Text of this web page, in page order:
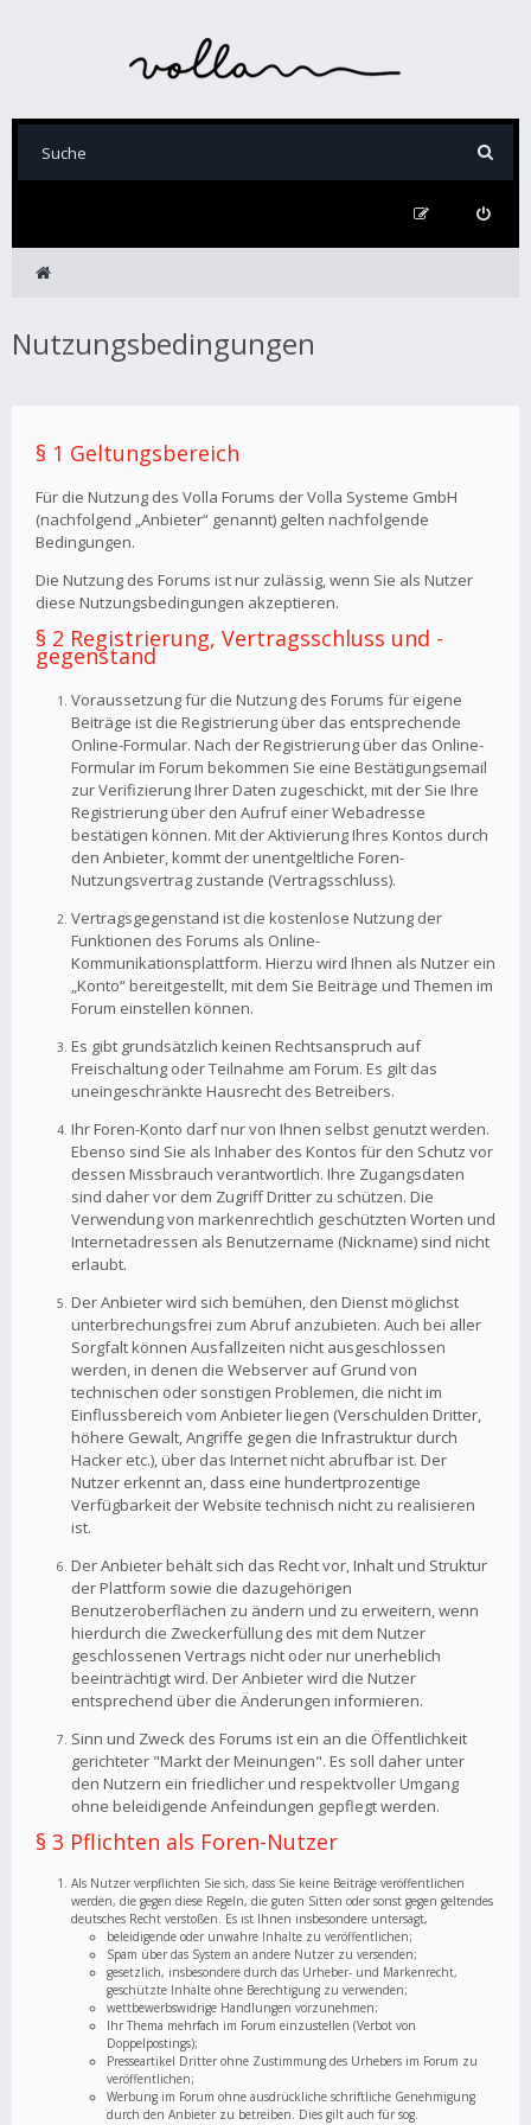
Nutzungsbedingungen
§ 1 Geltungsbereich
Für die Nutzung des Volla Forums der Volla Systeme GmbH
(nachfolgend „Anbieter“ genannt) gelten nachfolgende
Bedingungen.
Die Nutzung des Forums ist nur zulässig, wenn Sie als Nutzer
diese Nutzungsbedingungen akzeptieren.
§ 2 Registrierung, Vertragsschluss und -
gegenstand
Voraussetzung für die Nutzung des Forums für eigene
Beiträge ist die Registrierung über das entsprechende
Online-Formular. Nach der Registrierung über das Online-
Formular im Forum bekommen Sie eine Bestätigungsemail
zur Verifizierung Ihrer Daten zugeschickt, mit der Sie Ihre
Registrierung über den Aufruf einer Webadresse
bestätigen können. Mit der Aktivierung Ihres Kontos durch
den Anbieter, kommt der unentgeltliche Foren-
Nutzungsvertrag zustande (Vertragsschluss).
Vertragsgegenstand ist die kostenlose Nutzung der
Funktionen des Forums als Online-
Kommunikationsplattform. Hierzu wird Ihnen als Nutzer ein
„Konto“ bereitgestellt, mit dem Sie Beiträge und Themen im
Forum einstellen können.
Es gibt grundsätzlich keinen Rechtsanspruch auf
Freischaltung oder Teilnahme am Forum. Es gilt das
uneingeschränkte Hausrecht des Betreibers.
Ihr Foren-Konto darf nur von Ihnen selbst genutzt werden.
Ebenso sind Sie als Inhaber des Kontos für den Schutz vor
dessen Missbrauch verantwortlich. Ihre Zugangsdaten
sind daher vor dem Zugriff Dritter zu schützen. Die
Verwendung von markenrechtlich geschützten Worten und
Internetadressen als Benutzername (Nickname) sind nicht
erlaubt.
Der Anbieter wird sich bemühen, den Dienst möglichst
unterbrechungsfrei zum Abruf anzubieten. Auch bei aller
Sorgfalt können Ausfallzeiten nicht ausgeschlossen
werden, in denen die Webserver auf Grund von
technischen oder sonstigen Problemen, die nicht im
Einflussbereich vom Anbieter liegen (Verschulden Dritter,
höhere Gewalt, Angriffe gegen die Infrastruktur durch
Hacker etc.), über das Internet nicht abrufbar ist. Der
Nutzer erkennt an, dass eine hundertprozentige
Verfügbarkeit der Website technisch nicht zu realisieren
ist.
Der Anbieter behält sich das Recht vor, Inhalt und Struktur
der Plattform sowie die dazugehörigen
Benutzeroberflächen zu ändern und zu erweitern, wenn
hierdurch die Zweckerfüllung des mit dem Nutzer
geschlossenen Vertrags nicht oder nur unerheblich
beeinträchtigt wird. Der Anbieter wird die Nutzer
entsprechend über die Änderungen informieren.
Sinn und Zweck des Forums ist ein an die Öffentlichkeit
gerichteter "Markt der Meinungen". Es soll daher unter
den Nutzern ein friedlicher und respektvoller Umgang
ohne beleidigende Anfeindungen gepflegt werden.
§ 3 Pflichten als Foren-Nutzer
Als Nutzer verpflichten Sie sich, dass Sie keine Beiträge veröffentlichen
werden, die gegen diese Regeln, die guten Sitten oder sonst gegen geltendes
deutsches Recht verstoßen. Es ist Ihnen insbesondere untersagt,
beleidigende oder unwahre Inhalte zu veröffentlichen;
Spam über das System an andere Nutzer zu versenden;
gesetzlich, insbesondere durch das Urheber- und Markenrecht,
geschützte Inhalte ohne Berechtigung zu verwenden;
wettbewerbswidrige Handlungen vorzunehmen;
Ihr Thema mehrfach im Forum einzustellen (Verbot von
Doppelpostings);
Presseartikel Dritter ohne Zustimmung des Urhebers im Forum zu
veröffentlichen;
Werbung im Forum ohne ausdrückliche schriftliche Genehmigung
durch den Anbieter zu betreiben. Dies gilt auch für sog.